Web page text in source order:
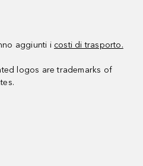
aggiunti i costi di trasporto.
logos are trademarks of